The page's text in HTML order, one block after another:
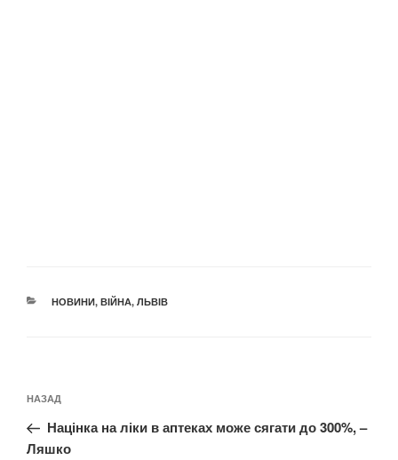
КАТЕГОРІЇ
НОВИНИ, ВІЙНА, ЛЬВІВ
записів
Попередній
запис:
НАЗАД
Націнка на ліки в аптеках може сягати до 300%, –
Ляшко